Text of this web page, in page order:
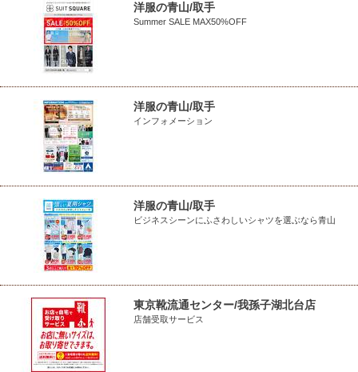
洋服の青山/取手
Summer SALE MAX50%OFF
洋服の青山/取手
インフォメーション
洋服の青山/取手
ビジネスシーンにふさわしいシャツを選ぶなら青山
東京靴流通センター/我孫子湖北台店
店舗受取サービス